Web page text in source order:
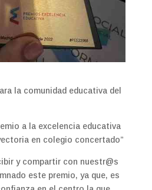
la comunidad educativa del
a la excelencia educativa
en colegio concertado”
y compartir con nuestr@s
este premio, ya que, es